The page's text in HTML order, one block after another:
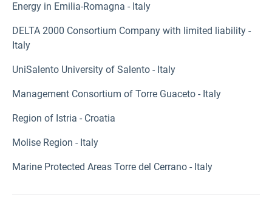
Energy in Emilia-Romagna - Italy
DELTA 2000 Consortium Company with limited liability -
Italy
UniSalento University of Salento - Italy
Management Consortium of Torre Guaceto - Italy
Region of Istria - Croatia
Molise Region - Italy
Marine Protected Areas Torre del Cerrano - Italy